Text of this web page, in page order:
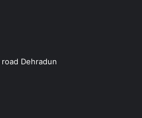
Dehradun